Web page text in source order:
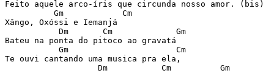
Feito aquele arco-íris que circunda nosso amor. (bis)
          Gm            Cm
Xângo, Oxóssi e Iemanjá
           Dm       Cm             Gm
Bateu na ponta do pitoco ao gravatá
           Gm                      Cm
Te ouvi cantando uma musica pra ela,
                   Dm           Cm          Gm